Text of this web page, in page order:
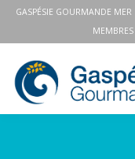
GASPÉSIE GOURMANDE MER
MEMBRES